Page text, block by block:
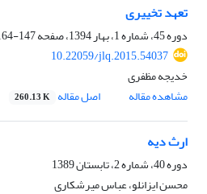
تعهد تخییری
دوره 45، شماره 1، بهار 1394، صفحه
147-164
10.22059/jlq.2015.54037
خدیجه مظفری
مشاهده مقاله
اصل مقاله 260.13 K
ارث دیه
دوره 40، شماره 2، تابستان 1389
محسن ایزانلو، عباس میرشکاری